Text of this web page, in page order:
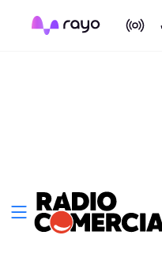
On Air